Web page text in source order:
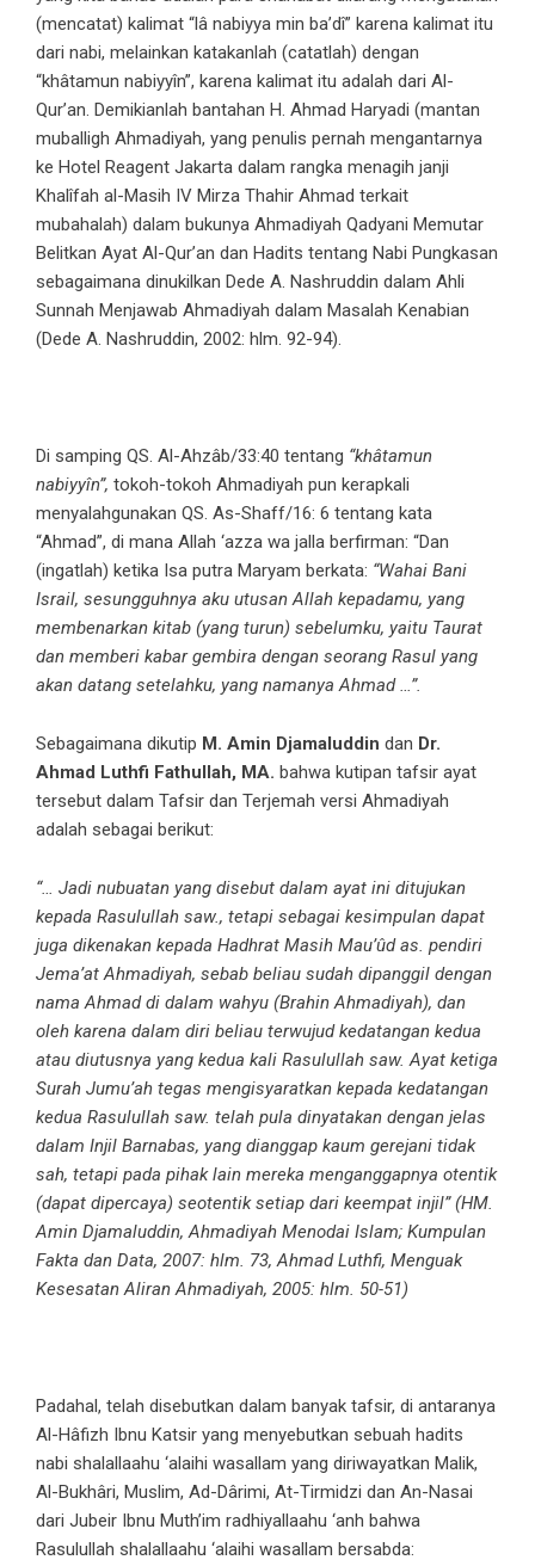
(mencatat) kalimat “lâ nabiyya min ba’dî” karena kalimat itu
dari nabi, melainkan katakanlah (catatlah) dengan
“khâtamun nabiyyîn”, karena kalimat itu adalah dari Al-
Qur’an. Demikianlah bantahan H. Ahmad Haryadi (mantan
muballigh Ahmadiyah, yang penulis pernah mengantarnya
ke Hotel Reagent Jakarta dalam rangka menagih janji
Khalîfah al-Masih IV Mirza Thahir Ahmad terkait
mubahalah) dalam bukunya Ahmadiyah Qadyani Memutar
Belitkan Ayat Al-Qur’an dan Hadits tentang Nabi Pungkasan
sebagaimana dinukilkan Dede A. Nashruddin dalam Ahli
Sunnah Menjawab Ahmadiyah dalam Masalah Kenabian
(Dede A. Nashruddin, 2002: hlm. 92-94).
Di samping QS. Al-Ahzâb/33:40 tentang “khâtamun
nabiyyîn”, tokoh-tokoh Ahmadiyah pun kerapkali
menyalahgunakan QS. As-Shaff/16: 6 tentang kata
“Ahmad”, di mana Allah ‘azza wa jalla berfirman: “Dan
(ingatlah) ketika Isa putra Maryam berkata: “Wahai Bani
Israil, sesungguhnya aku utusan Allah kepadamu, yang
membenarkan kitab (yang turun) sebelumku, yaitu Taurat
dan memberi kabar gembira dengan seorang Rasul yang
akan datang setelahku, yang namanya Ahmad …”.
Sebagaimana dikutip M. Amin Djamaluddin dan Dr.
Ahmad Luthfi Fathullah, MA. bahwa kutipan tafsir ayat
tersebut dalam Tafsir dan Terjemah versi Ahmadiyah
adalah sebagai berikut:
“… Jadi nubuatan yang disebut dalam ayat ini ditujukan
kepada Rasulullah saw., tetapi sebagai kesimpulan dapat
juga dikenakan kepada Hadhrat Masih Mau’ûd as. pendiri
Jema’at Ahmadiyah, sebab beliau sudah dipanggil dengan
nama Ahmad di dalam wahyu (Brahin Ahmadiyah), dan
oleh karena dalam diri beliau terwujud kedatangan kedua
atau diutusnya yang kedua kali Rasulullah saw. Ayat ketiga
Surah Jumu’ah tegas mengisyaratkan kepada kedatangan
kedua Rasulullah saw. telah pula dinyatakan dengan jelas
dalam Injil Barnabas, yang dianggap kaum gerejani tidak
sah, tetapi pada pihak lain mereka menganggapnya otentik
(dapat dipercaya) seotentik setiap dari keempat injil” (HM.
Amin Djamaluddin, Ahmadiyah Menodai Islam; Kumpulan
Fakta dan Data, 2007: hlm. 73, Ahmad Luthfi, Menguak
Kesesatan Aliran Ahmadiyah, 2005: hlm. 50-51)
Padahal, telah disebutkan dalam banyak tafsir, di antaranya
Al-Hâfizh Ibnu Katsir yang menyebutkan sebuah hadits
nabi shalallaahu ‘alaihi wasallam yang diriwayatkan Malik,
Al-Bukhâri, Muslim, Ad-Dârimi, At-Tirmidzi dan An-Nasai
dari Jubeir Ibnu Muth’im radhiyallaahu ‘anh bahwa
Rasulullah shalallaahu ‘alaihi wasallam bersabda: